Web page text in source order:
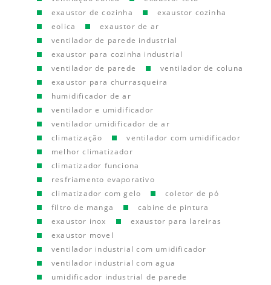
exaustor de cozinha
exaustor cozinha
eolica
exaustor de ar
ventilador de parede industrial
exaustor para cozinha industrial
ventilador de parede
ventilador de coluna
exaustor para churrasqueira
humidificador de ar
ventilador e umidificador
ventilador umidificador de ar
climatização
ventilador com umidificador
melhor climatizador
climatizador funciona
resfriamento evaporativo
climatizador com gelo
coletor de pó
filtro de manga
cabine de pintura
exaustor inox
exaustor para lareiras
exaustor movel
ventilador industrial com umidificador
ventilador industrial com agua
umidificador industrial de parede